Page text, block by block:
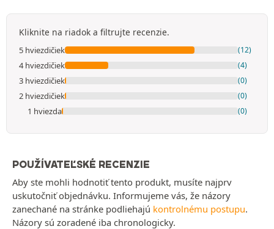
Kliknite na riadok a filtrujte recenzie.
5 hviezdičiek (12)
4 hviezdičiek (4)
3 hviezdičiek (0)
2 hviezdičiek (0)
1 hviezda (0)
POUŽÍVATEĽSKÉ RECENZIE
Aby ste mohli hodnotiť tento produkt, musíte najprv
uskutočniť objednávku. Informujeme vás, že názory
zanechané na stránke podliehajú kontrolnému postupu.
Názory sú zoradené iba chronologicky.